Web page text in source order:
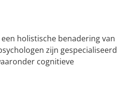
holistische benadering van
zijn gespecialiseerd
cognitieve